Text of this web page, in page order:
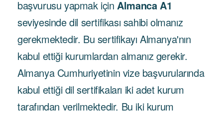
başvurusu yapmak içinAlmanca A1
seviyesinde dil sertifikası sahibi olmanız
gerekmektedir. Bu sertifikayı Almanya'nın
kabul ettiği kurumlardan almanız gerekir.
Almanya Cumhuriyetinin vize başvurularında
kabul ettiği dil sertifikaları iki adet kurum
tarafından verilmektedir. Bu iki kurum